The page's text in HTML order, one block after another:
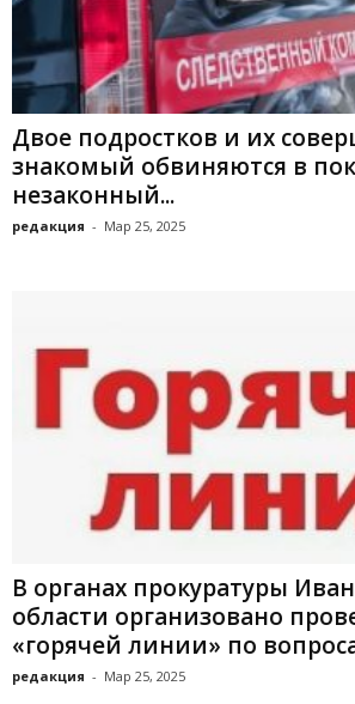
Двое подростков и их
знакомый обвиняются в
незаконный...
редакция - Мар 25, 2025
В органах прокуратуры
области организовано
«горячей линии» по
редакция - Мар 25, 2025